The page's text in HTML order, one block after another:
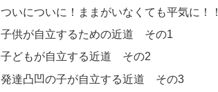
ついについに！ままがいなくても平気に！！
子供が自立するための近道 その1
子どもが自立する近道 その2
発達凸凹の子が自立する近道 その3